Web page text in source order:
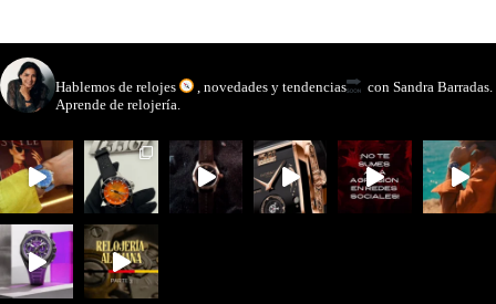
Hablemos de relojes , novedades y tendencias
con Sandra Barradas.
Aprende de relojería.